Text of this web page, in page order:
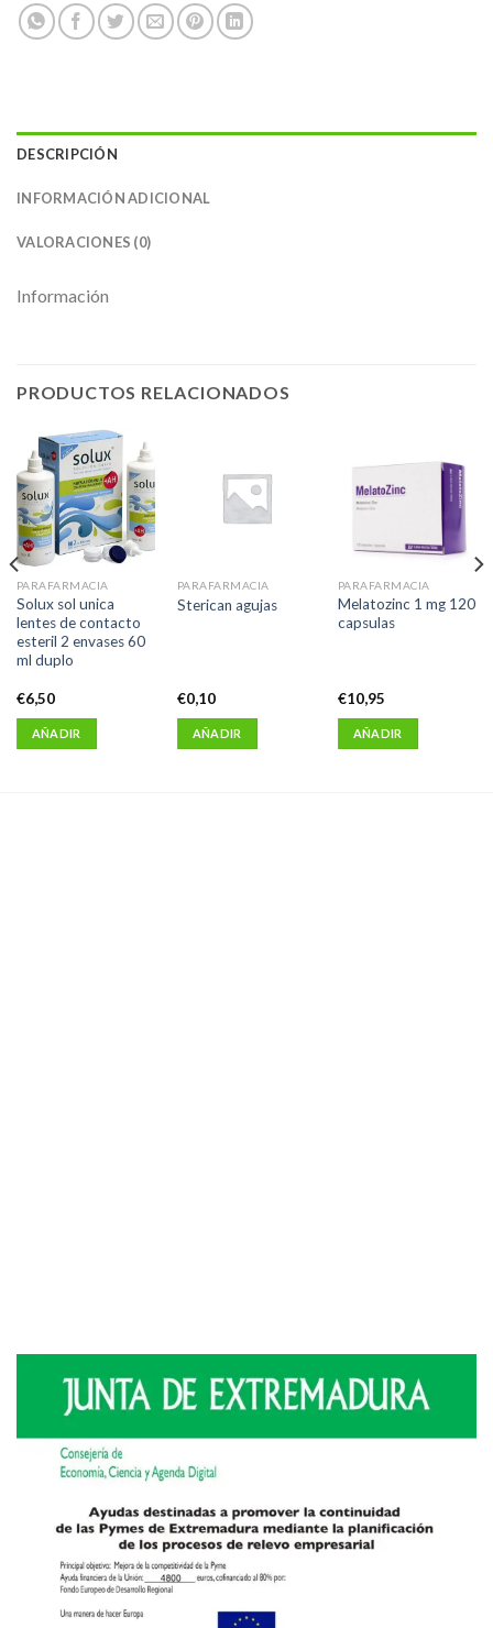
DESCRIPCIÓN
INFORMACIÓN ADICIONAL
VALORACIONES (0)
Información
PRODUCTOS RELACIONADOS
PARAFARMACIA
Solux sol unica
lentes de contacto
esteril 2 envases 60
ml duplo
€6,50
AÑADIR
PARAFARMACIA
Sterican agujas
€0,10
AÑADIR
PARAFARMACIA
Melatozinc 1 mg 120
capsulas
€10,95
AÑADIR